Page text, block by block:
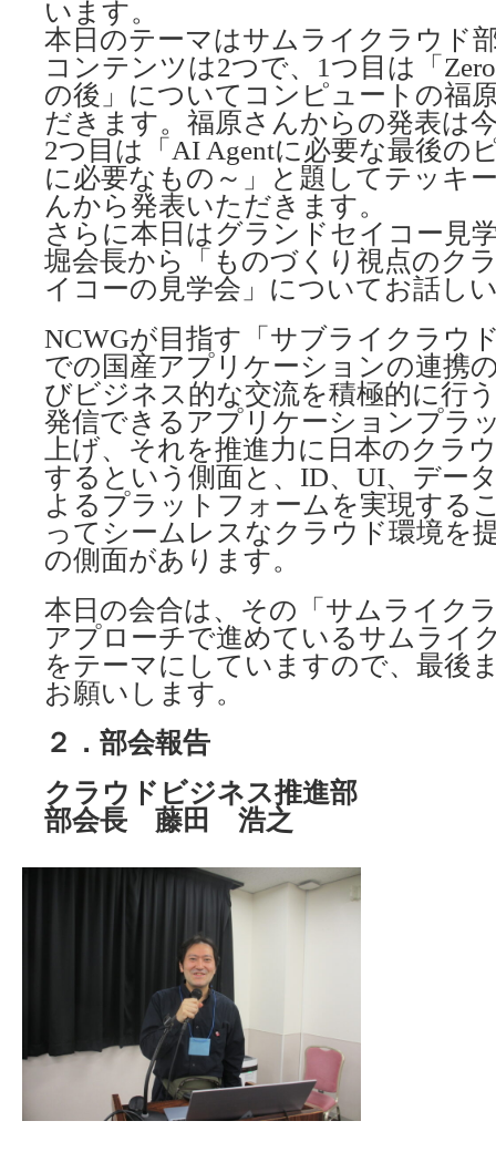
います。
本日のテーマはサムライクラウド
コンテンツは2つで、1つ目は「Zero
の後」についてコンピュートの福
だきます。福原さんからの発表は
2つ目は「AI Agentに必要な最後の
に必要なもの～」と題してテッキ
んから発表いただきます。
さらに本日はグランドセイコー見
堀会長から「ものづくり視点のク
イコーの見学会」についてお話し
NCWGが目指す「サブライクラウ
での国産アプリケーションの連携
びビジネス的な交流を積極的に行
発信できるアプリケーションプラ
上げ、それを推進力に日本のクラ
するという側面と、ID、UI、デー
よるプラットフォームを実現する
ってシームレスなクラウド環境を
の側面があります。
本日の会合は、その「サムライク
アプローチで進めているサムライ
をテーマにしていますので、最後
お願いします。
２．部会報告
クラウドビジネス推進部
部会長 藤田 浩之